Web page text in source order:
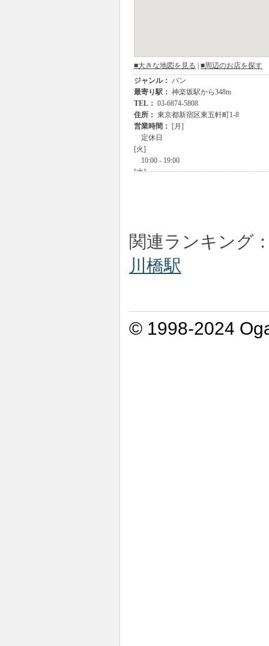
関連ランキング
川橋駅
© 1998-2024